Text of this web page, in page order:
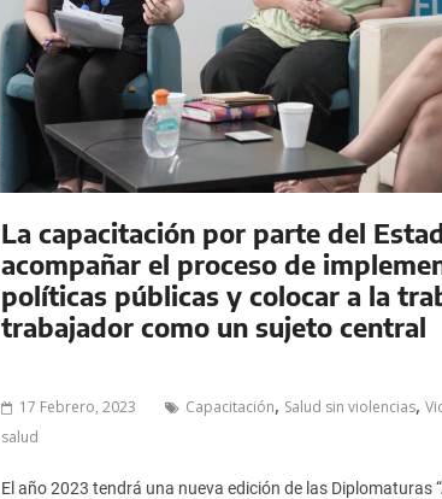
La capacitación por parte del
acompañar el proceso de
políticas públicas y colocar a la
trabajador como un sujeto central
17 Febrero, 2023 Capacitación, Salud sin violencias,
salud
El año 2023 tendrá una nueva edición de las Diplomaturas